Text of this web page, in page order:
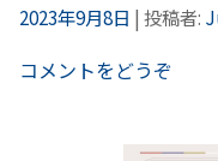
2023年9月8日 | 投稿者:
コメントをどうぞ